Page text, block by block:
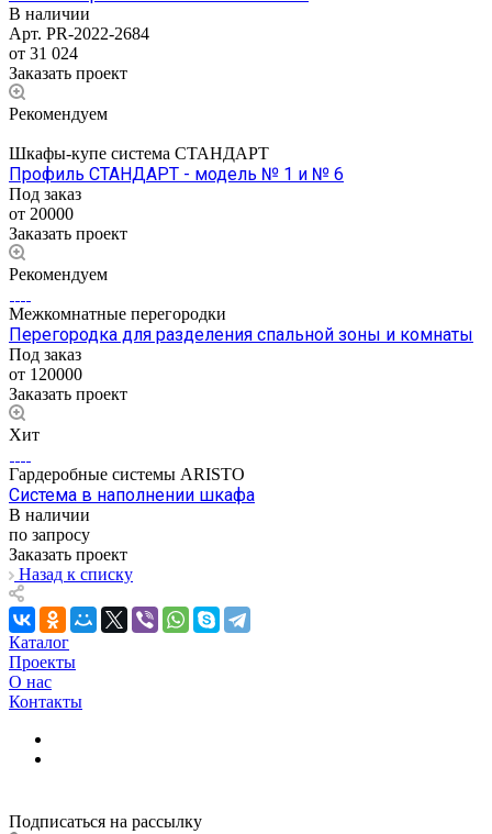
В наличии
Арт. PR-2022-2684
от 31 024
Заказать проект
Рекомендуем
Шкафы-купе система СТАНДАРТ
Профиль СТАНДАРТ - модель № 1 и № 6
Под заказ
от 20000
Заказать проект
Рекомендуем
Межкомнатные перегородки
Перегородка для разделения спальной зоны и комнаты
Под заказ
от 120000
Заказать проект
Хит
Гардеробные системы ARISTO
Система в наполнении шкафа
В наличии
по запросу
Заказать проект
Назад к списку
Каталог
Проекты
О нас
Контакты
Подписаться на рассылку